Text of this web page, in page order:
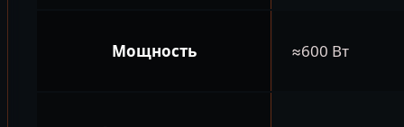
Мощность ≈600 Вт